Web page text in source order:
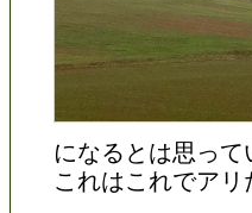
になるとは思って
これはこれでアリ